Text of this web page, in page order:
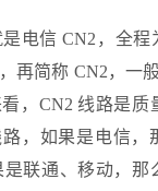
电信 CN2，全
再简称 CN2，一
，CN2 线路是质
，如果是电信，
联通、移动，那